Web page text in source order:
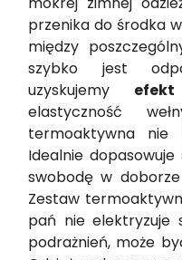
przenika do środka
między
szybko jest
uzyskujemy
elastyczność
termoaktywna nie
Idealnie
swobodę w
Zestaw
pań nie elektryzuje
podrażnień, może